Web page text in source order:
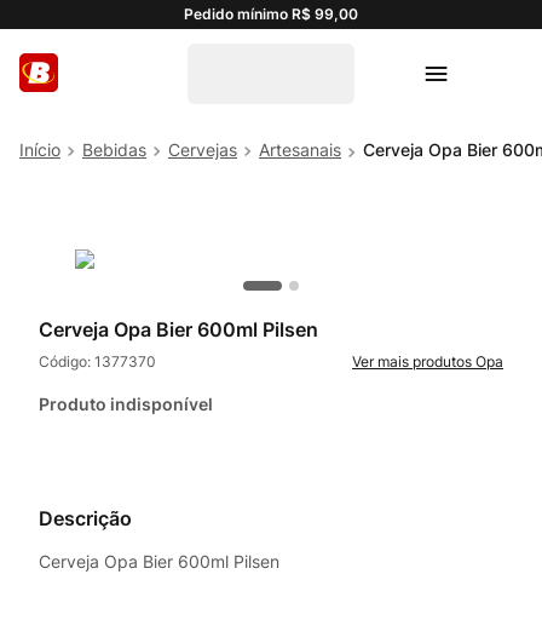
Pedido mínimo R$ 99,00
Bebidas Cervejas Artesanais Cerveja Opa Bier
Cerveja Opa Bier 600ml Pilsen
Código: 1377370 Opa
Produto indisponível
Descrição
Cerveja Opa Bier 600ml Pilsen